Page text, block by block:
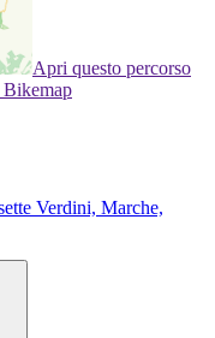
Apri questo percorso
Bikemap
Verdini, Marche,